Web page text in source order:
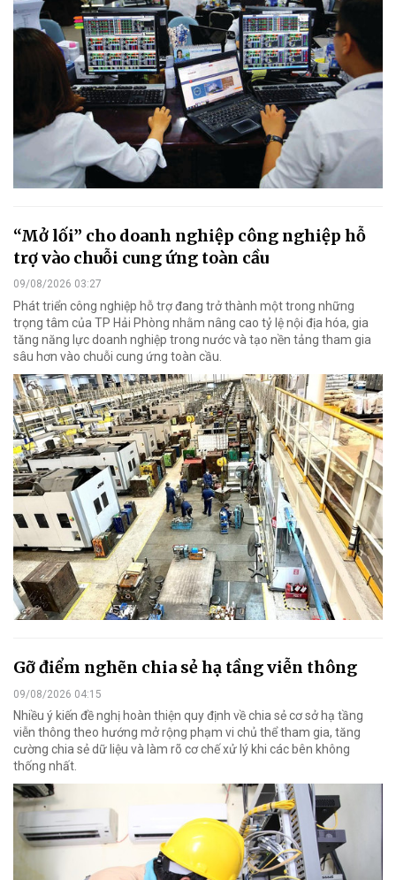
“Mở lối” cho doanh nghiệp công nghiệp hỗ
trợ vào chuỗi cung ứng toàn cầu
09/08/2026 03:27
Phát triển công nghiệp hỗ trợ đang trở thành một trong những
trọng tâm của TP Hải Phòng nhằm nâng cao tỷ lệ nội địa hóa, gia
tăng năng lực doanh nghiệp trong nước và tạo nền tảng tham gia
sâu hơn vào chuỗi cung ứng toàn cầu.
Gỡ điểm nghẽn chia sẻ hạ tầng viễn thông
09/08/2026 04:15
Nhiều ý kiến đề nghị hoàn thiện quy định về chia sẻ cơ sở hạ tầng
viễn thông theo hướng mở rộng phạm vi chủ thể tham gia, tăng
cường chia sẻ dữ liệu và làm rõ cơ chế xử lý khi các bên không
thống nhất.